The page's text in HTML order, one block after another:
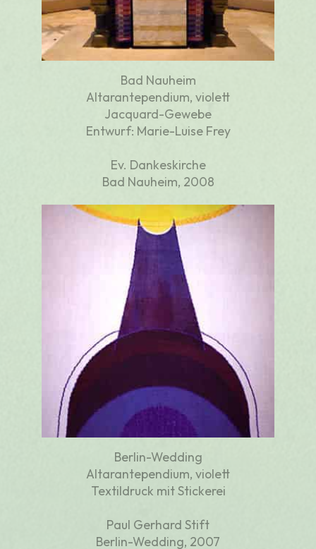
Bad Nauheim
Altarantependium, violett
Jacquard-Gewebe
Entwurf: Marie-Luise Frey
Ev. Dankeskirche
Bad Nauheim, 2008
Berlin-Wedding
Altarantependium, violett
Textildruck mit Stickerei
Paul Gerhard Stift
Berlin-Wedding, 2007